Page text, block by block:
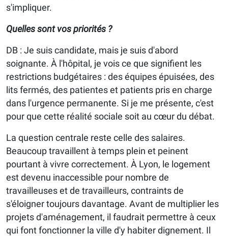
s'impliquer.
Quelles sont vos priorités ?
DB : Je suis candidate, mais je suis d'abord
soignante. À l'hôpital, je vois ce que signifient les
restrictions budgétaires : des équipes épuisées, des
lits fermés, des patientes et patients pris en charge
dans l'urgence permanente. Si je me présente, c'est
pour que cette réalité sociale soit au cœur du débat.
La question centrale reste celle des salaires.
Beaucoup travaillent à temps plein et peinent
pourtant à vivre correctement. À Lyon, le logement
est devenu inaccessible pour nombre de
travailleuses et de travailleurs, contraints de
s'éloigner toujours davantage. Avant de multiplier les
projets d'aménagement, il faudrait permettre à ceux
qui font fonctionner la ville d'y habiter dignement. Il